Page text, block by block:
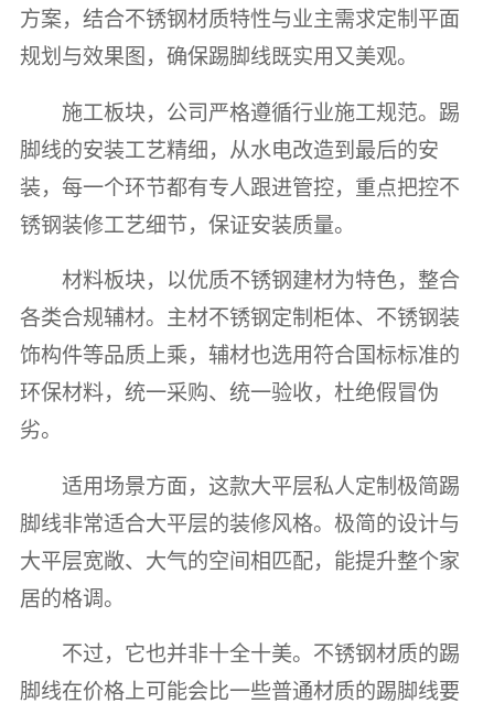
方案，结合不锈钢材质特性与业主需求定制平面
规划与效果图，确保踢脚线既实用又美观。
施工板块，公司严格遵循行业施工规范。踢
脚线的安装工艺精细，从水电改造到最后的安
装，每一个环节都有专人跟进管控，重点把控不
锈钢装修工艺细节，保证安装质量。
材料板块，以优质不锈钢建材为特色，整合
各类合规辅材。主材不锈钢定制柜体、不锈钢装
饰构件等品质上乘，辅材也选用符合国标标准的
环保材料，统一采购、统一验收，杜绝假冒伪
劣。
适用场景方面，这款大平层私人定制极简踢
脚线非常适合大平层的装修风格。极简的设计与
大平层宽敞、大气的空间相匹配，能提升整个家
居的格调。
不过，它也并非十全十美。不锈钢材质的踢
脚线在价格上可能会比一些普通材质的踢脚线要